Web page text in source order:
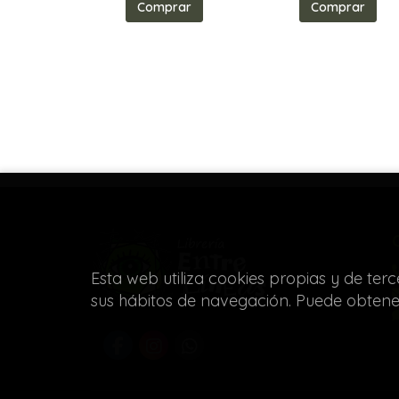
Comprar Comprar
Esta web utiliza cookies propias y de
sus hábitos de navegación. Puede